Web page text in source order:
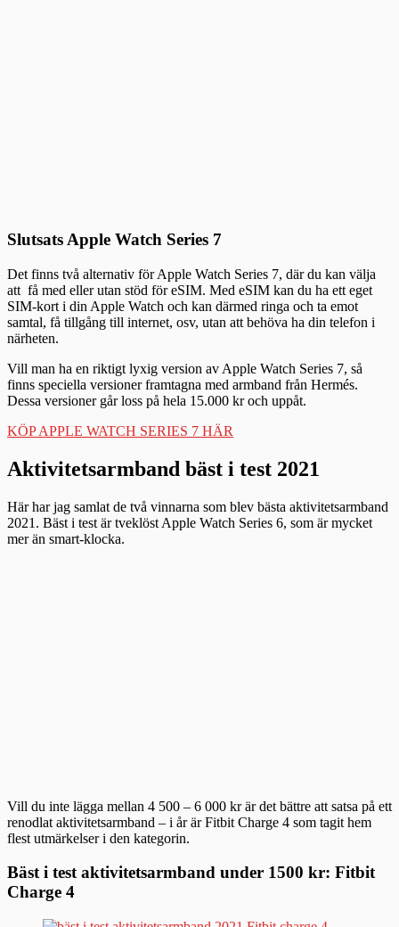
Slutsats Apple Watch Series 7
Det finns två alternativ för Apple Watch Series 7, där du kan välja
att få med eller utan stöd för eSIM. Med eSIM kan du ha ett eget
SIM-kort i din Apple Watch och kan därmed ringa och ta emot
samtal, få tillgång till internet, osv, utan att behöva ha din telefon i
närheten.
Vill man ha en riktigt lyxig version av Apple Watch Series 7, så
finns speciella versioner framtagna med armband från Hermés.
Dessa versioner går loss på hela 15.000 kr och uppåt.
KÖP APPLE WATCH SERIES 7 HÄR
Aktivitetsarmband bäst i test 2021
Här har jag samlat de två vinnarna som blev bästa aktivitetsarmband
2021. Bäst i test är tveklöst Apple Watch Series 6, som är mycket
mer än smart-klocka.
Vill du inte lägga mellan 4 500 – 6 000 kr är det bättre att satsa på ett
renodlat aktivitetsarmband – i år är Fitbit Charge 4 som tagit hem
flest utmärkelser i den kategorin.
Bäst i test aktivitetsarmband under 1500 kr: Fitbit
Charge 4